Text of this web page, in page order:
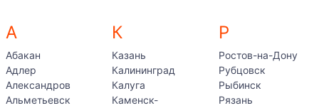
А
Абакан
Адлер
Александров
Альметьевск
К
Казань
Калининград
Калуга
Каменск-
Р
Ростов-на-Дону
Рубцовск
Рыбинск
Рязань